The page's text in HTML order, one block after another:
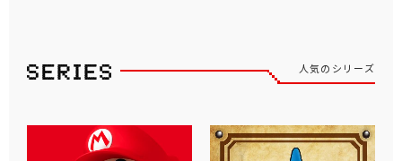
人気のシリーズ